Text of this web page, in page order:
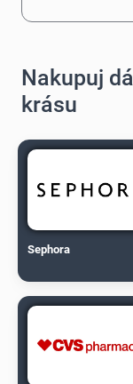
Nakupuj
krásu
Sephora